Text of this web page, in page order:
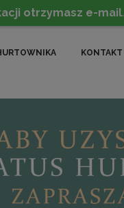
otrzymasz e-mail.
KONTAKT